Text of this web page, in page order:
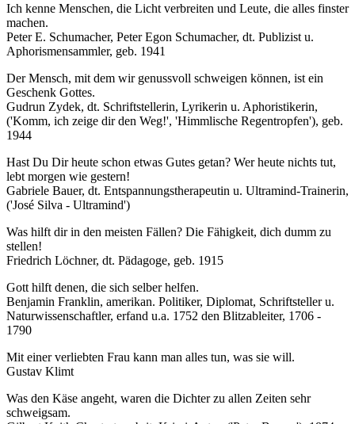
Ich kenne Menschen, die Licht verbreiten und Leute, die alles finster
machen.
Peter E. Schumacher, Peter Egon Schumacher, dt. Publizist u.
Aphorismensammler, geb. 1941
Der Mensch, mit dem wir genussvoll schweigen können, ist ein
Geschenk Gottes.
Gudrun Zydek, dt. Schriftstellerin, Lyrikerin u. Aphoristikerin,
('Komm, ich zeige dir den Weg!', 'Himmlische Regentropfen'), geb.
1944
Hast Du Dir heute schon etwas Gutes getan? Wer heute nichts tut,
lebt morgen wie gestern!
Gabriele Bauer, dt. Entspannungstherapeutin u. Ultramind-Trainerin,
('José Silva - Ultramind')
Was hilft dir in den meisten Fällen? Die Fähigkeit, dich dumm zu
stellen!
Friedrich Löchner, dt. Pädagoge, geb. 1915
Gott hilft denen, die sich selber helfen.
Benjamin Franklin, amerikan. Politiker, Diplomat, Schriftsteller u.
Naturwissenschaftler, erfand u.a. 1752 den Blitzableiter, 1706 -
1790
Mit einer verliebten Frau kann man alles tun, was sie will.
Gustav Klimt
Was den Käse angeht, waren die Dichter zu allen Zeiten sehr
schweigsam.